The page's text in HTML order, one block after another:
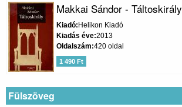
Makkai Sándor - Táltoskirály
Kiadó Helikon Kiadó
Kiadás éve 2013
Oldalszám 420 oldal
1 490 Ft
Fülszöveg